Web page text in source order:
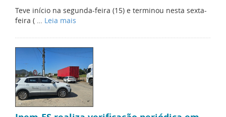
Teve início na segunda-feira (15) e terminou nesta sexta-
feira ( … Leia mais